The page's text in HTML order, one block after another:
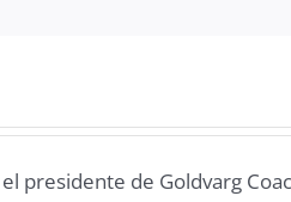
el presidente de Goldvarg